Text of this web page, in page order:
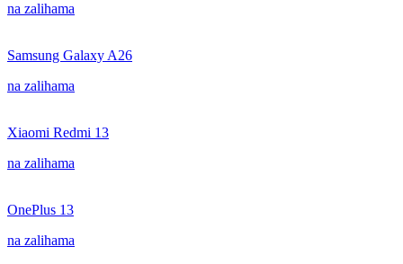
na zalihama
Samsung Galaxy A26
na zalihama
Xiaomi Redmi 13
na zalihama
OnePlus 13
na zalihama